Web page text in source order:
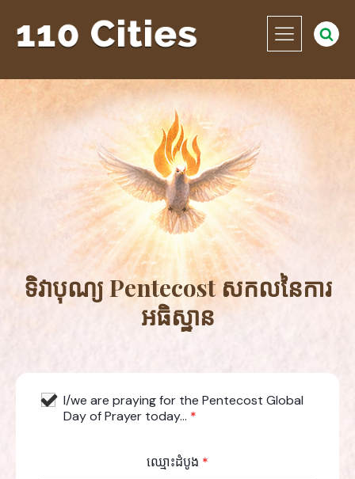
ទិវាបុណ្យ Pentecost សកលនៃការ
អធិស្ឋាន
I/we are praying for the Pentecost Global
Day of Prayer today... *
ឈ្មោះដំបូង *